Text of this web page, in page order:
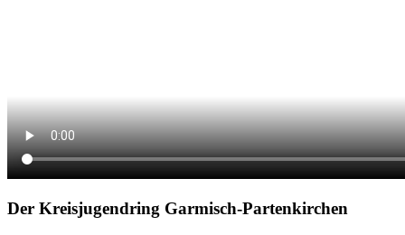
Der Kreisjugendring Garmisch-Partenkirchen